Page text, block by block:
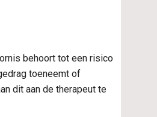
behoort tot een risico
toeneemt of
dit aan de therapeut te